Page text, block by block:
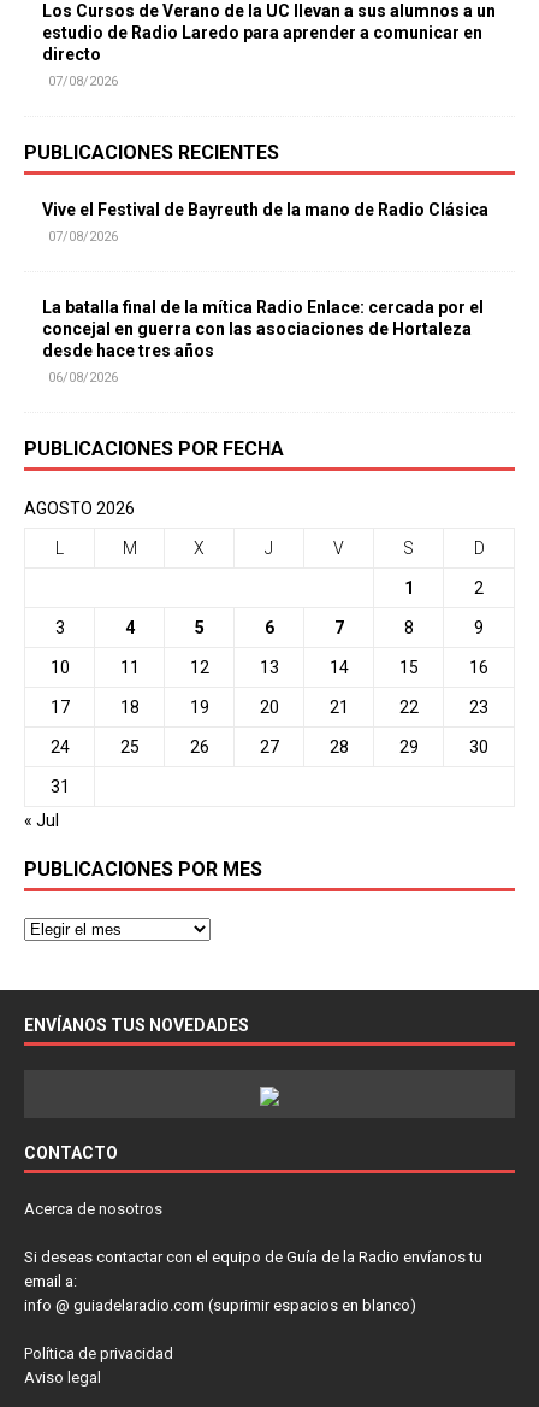
Los Cursos de Verano de la UC llevan a sus alumnos a un
estudio de Radio Laredo para aprender a comunicar en
directo
07/08/2026
PUBLICACIONES RECIENTES
Vive el Festival de Bayreuth de la mano de Radio Clásica
07/08/2026
La batalla final de la mítica Radio Enlace: cercada por el
concejal en guerra con las asociaciones de Hortaleza
desde hace tres años
06/08/2026
PUBLICACIONES POR FECHA
AGOSTO 2026
M X J V S D
1 2
3 4 5 6 7 8 9
10 11 12 13 14 15 16
17 18 19 20 21 22 23
24 25 26 27 28 29 30
31
« Jul
PUBLICACIONES POR MES
ENVÍANOS TUS NOVEDADES
CONTACTO
Acerca de nosotros
Si deseas contactar con el equipo de Guía de la Radio envíanos tu
email a:
info @ guiadelaradio.com (suprimir espacios en blanco)
Política de privacidad
Aviso legal